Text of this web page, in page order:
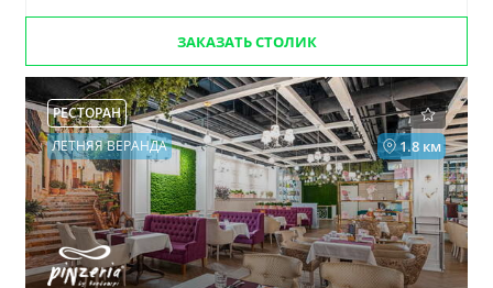
ЗАКАЗАТЬ СТОЛИК
РЕСТОРАН
1.8 км
ЛЕТНЯЯ ВЕРАНДА